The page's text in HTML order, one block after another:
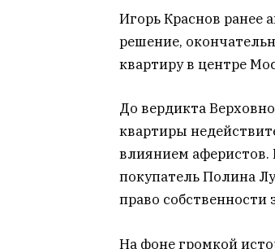
Игорь Краснов ранее
решение,
квартиру в центре
До вердикта
квартиры
влиянием аферистов.
покупатель Полина
право собственности
На фоне громкой